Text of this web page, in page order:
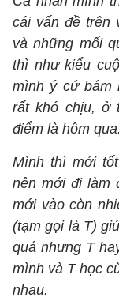
cái vấn đề trên
và những mối
thì như kiểu
mình ý cứ bám
rất khó chịu, ở
điểm là hôm qua.
Mình thì mới
nên mới đi làm
mới vào còn
(tạm gọi là T)
quá nhưng T
mình và T học
nhau.